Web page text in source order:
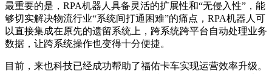
最重要的是，RPA机器人具备灵活的扩展性和“无侵入性”，能
够切实解决物流行业“系统间打通困难”的痛点，RPA机器人可
以直接集成在原先的遗留系统上，跨系统跨平台自动处理业务
数据，让跨系统操作也变得十分便捷。
目前，来也科技已经成功帮助了福佑卡车实现运营效率升级。